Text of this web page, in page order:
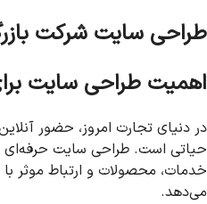
طراحی سایت شرکت
اهمیت طراحی سایت
در دنیای تجارت امروز، حضور
حیاتی است. طراحی سایت حرفه‌ای
خدمات، محصولات و ارتباط موثر
می‌دهد.